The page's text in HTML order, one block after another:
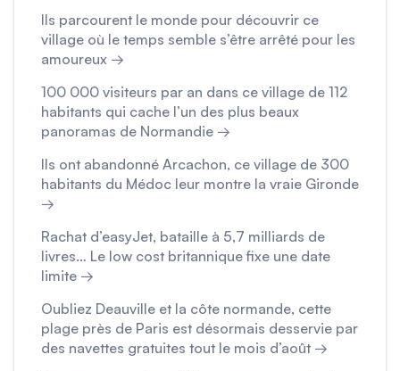
Ils parcourent le monde pour découvrir ce
village où le temps semble s’être arrêté pour les
amoureux →
100 000 visiteurs par an dans ce village de 112
habitants qui cache l’un des plus beaux
panoramas de Normandie →
Ils ont abandonné Arcachon, ce village de 300
habitants du Médoc leur montre la vraie Gironde
→
Rachat d’easyJet, bataille à 5,7 milliards de
livres… Le low cost britannique fixe une date
limite →
Oubliez Deauville et la côte normande, cette
plage près de Paris est désormais desservie par
des navettes gratuites tout le mois d’août →